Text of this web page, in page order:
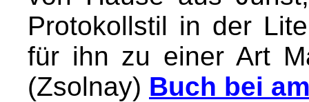
Protokollstil in der
für ihn zu einer Art
(Zsolnay) Buch bei